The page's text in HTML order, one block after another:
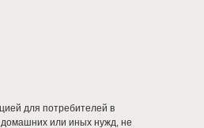
для потребителей в
или иных нужд, не